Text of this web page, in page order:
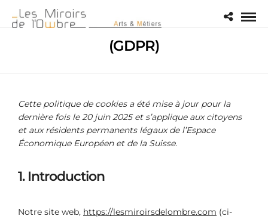
(GDPR)
Cette politique de cookies a été mise à jour pour la
dernière fois le 20 juin 2025 et s’applique aux citoyens
et aux résidents permanents légaux de l’Espace
Économique Européen et de la Suisse.
1. Introduction
Notre site web, https://lesmiroirsdelombre.com (ci-